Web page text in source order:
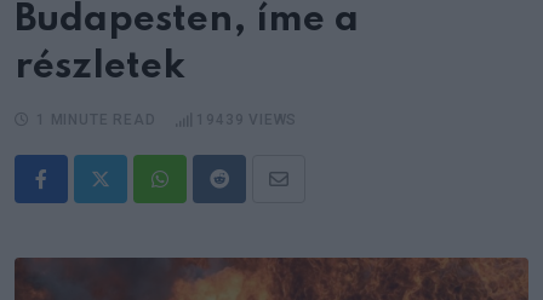
Budapesten, íme a
részletek
WhatsappRedditShare
Email